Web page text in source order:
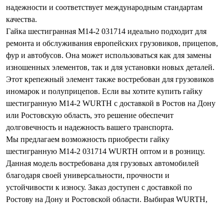
надежности и соответствует международным стандартам
качества.
Гайка шестигранная М14-2 031714 идеально подходит для
ремонта и обслуживания европейских грузовиков, прицепов,
фур и автобусов. Она может использоваться как для замены
изношенных элементов, так и для установки новых деталей.
Этот крепежный элемент также востребован для грузовиков
иномарок и полуприцепов. Если вы хотите купить гайку
шестигранную М14-2 WURTH с доставкой в Ростов на Дону
или Ростовскую область, это решение обеспечит
долговечность и надежность вашего транспорта.
Мы предлагаем возможность приобрести гайку
шестигранную М14-2 031714 WURTH оптом и в розницу.
Данная модель востребована для грузовых автомобилей
благодаря своей универсальности, прочности и
устойчивости к износу. Заказ доступен с доставкой по
Ростову на Дону и Ростовской области. Выбирая WURTH,